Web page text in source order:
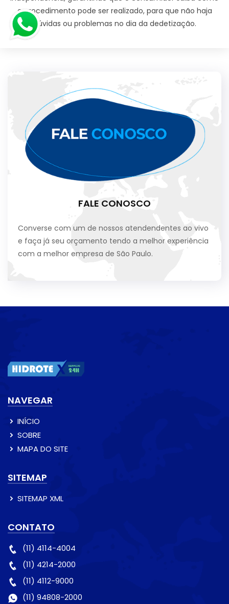
o procedimento pode ser realizado, para que não haja
dúvidas ou problemas no dia da dedetização.
FALE CONOSCO
Converse com um de nossos atendendentes ao vivo
e faça já seu orçamento tendo a melhor experiência
com a melhor empresa de São Paulo.
NAVEGAR
INÍCIO
SOBRE
MAPA DO SITE
SITEMAP
SITEMAP XML
CONTATO
(11) 4114-4004
(11) 4214-2000
(11) 4112-9000
(11) 94808-2000